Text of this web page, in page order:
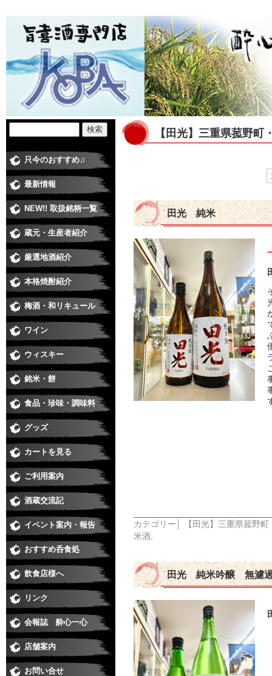
【田光】三重県菰野町
田光 純米
カテゴリー│
【田光】三重県菰野
米酒
田光 純米吟醸 無濾
只今のおすすめ♫
最新情報
NEW!! 取扱銘柄一覧
蔵元・生産者紹介
厳選地酒紹介 純米大吟醸
大吟醸
純米吟醸酒
純米酒
吟醸酒
本醸造
普通酒
にごり酒
極甘口、低アルコール
季節の酒・春
季節の酒・夏
季節の酒・秋（ひやおろし、他）
季節の酒・冬（しぼりたて、他）
本格焼酎紹介 芋焼酎
麦焼酎
米焼酎
黒糖、泡盛、その他
季節の焼酎・春
季節の焼酎・夏
季節の焼酎・秋
季節の焼酎・冬
梅酒・和リキュール 梅酒
和リキュール
ワイン 日本ワイン
赤
白
ロゼ
スパークリング・シャンパン
ウィスキー
銘米・餅
食品・珍味・調味料 味醂・料理酒・化粧水
醤油・酢・麺つゆ・味噌
珍味
ジュース・カクテル用飲料
食品
グッズ
カートを見る
ご利用案内
酒蔵交流記
イベント案内・報告
おすすめ呑食処
飲食店様へ
リンク
会報誌 酔心一心
店舗案内
お問い合せ